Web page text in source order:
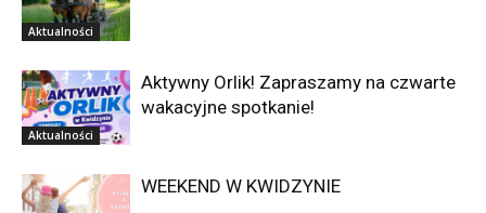
Aktualności
Aktualności
Aktywny Orlik! Zapraszamy na czwarte
wakacyjne spotkanie!
WEEKEND W KWIDZYNIE